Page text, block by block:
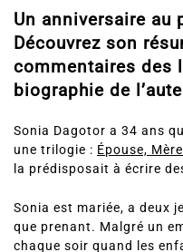
Un anniversaire au
Découvrez son
commentaires des
biographie de
Sonia Dagotor a 34 ans
une trilogie : Épouse,
la prédisposait à écrire
Sonia est mariée, a deux
que prenant. Malgré un
chaque soir quand les